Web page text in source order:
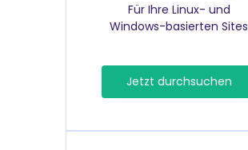
Für Ihre Linux- und
Windows-basierten Sites
Jetzt durchsuchen